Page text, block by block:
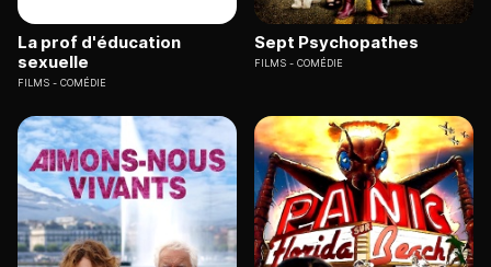
La prof d'éducation
sexuelle
FILMS COMÉDIE
Sept Psychopathes
FILMS COMÉDIE